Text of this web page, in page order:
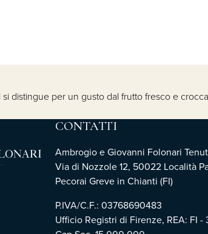
distingue per un gusto dal frutto fresco e
CONTATTI
Ambrogio e Giovanni Folonari
Via di Nozzole 12, 50022 Località
Pecorai Greve in Chianti (FI)
P.IVA/C.F.: 03768690483
Ufficio Registri di Firenze, REA: FI -